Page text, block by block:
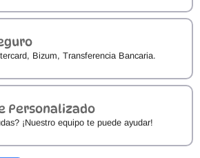
Bizum, Transferencia Bancaria.
Personalizado
¡Nuestro equipo te puede ayudar!